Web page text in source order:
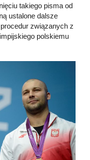
takiego pisma od
ustalone dalsze
związanych z
polskiemu